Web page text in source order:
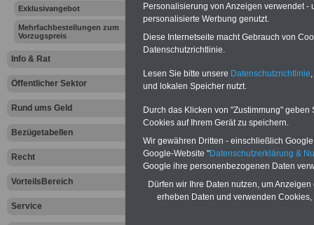
Exklusivangebot
Mehrfachbestellungen zum
Vorzugspreis
Info & Rat
Öffentlicher Sektor
Rund ums Geld
Bezügetabellen
Recht
VorteilsBereich
Service
öffentlichen Dienst
Berufsunfähigkeitsabsicherung
-Krankenzusatzversicherung
Krankenkassen-
Zahnzusatzversicherung
Ihr
den Fall der
Leben
Personalisierung von Anzeigen verwendet
personalisierte Werbung genutzt.
Diese Internetseite macht Gebrauch von
Datenschutzrichtlinie.
Lesen Sie bitte unsere Datenschutzrichtlinie
und lokalen Speicher nutzt.
Durch das Klicken von "Zustimmung"
Cookies auf Ihrem Gerät zu speichern.
Wir gewähren Dritten - einschließlich
Google-Website "Datenschutzerklärung &
Google ihre personenbezogenen Daten
Dürfen wir Ihre Daten nutzen, um
erheben Daten und verwenden